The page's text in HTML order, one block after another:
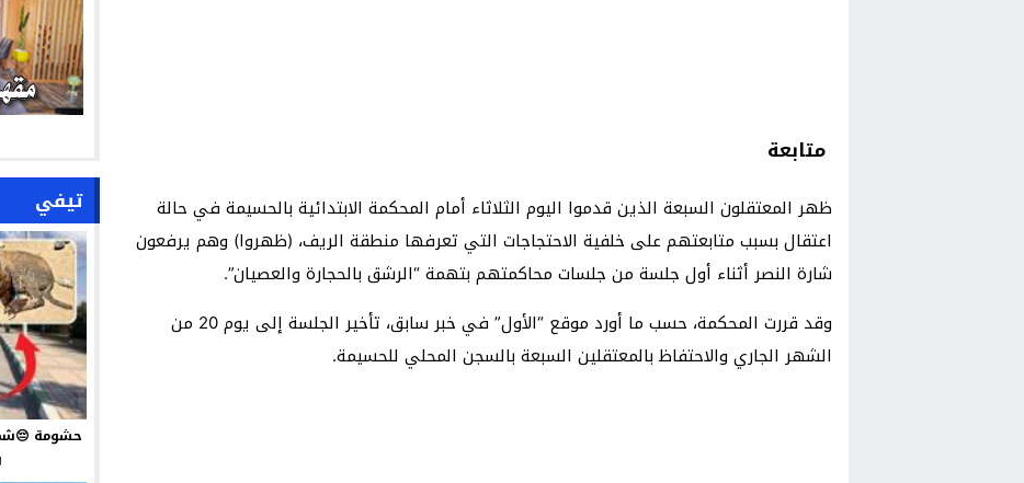
متابعة
ظهر المعتقلون السبعة الذين قدموا اليوم الثلاثاء أمام المحكمة الابتدائية بالحسيمة في حالة
اعتقال بسبب متابعتهم على خلفية الاحتجاجات التي تعرفها منطقة الريف، (ظهروا) وهم يرفعون
شارة النصر أثناء أول جلسة من جلسات محاكمتهم بتهمة “الرشق بالحجارة والعصيان”.
وقد قررت المحكمة، حسب ما أورد موقع “الأول” في خبر سابق، تأخير الجلسة إلى يوم 20 من
الشهر الجاري والاحتفاظ بالمعتقلين السبعة بالسجن المحلي للحسيمة.
تيفي
حشومة